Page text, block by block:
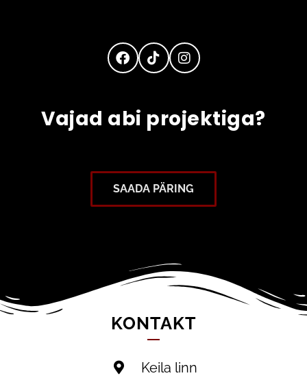
Vajad abi projektiga?
SAADA PÄRING
KONTAKT
Keila linn